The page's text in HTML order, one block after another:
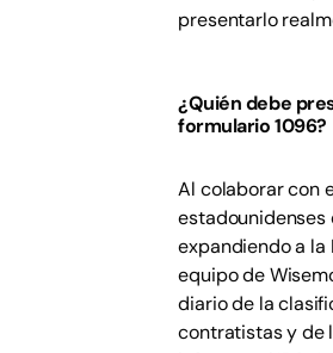
presentarlo
¿Quién debe
formulario 1096?
Al colaborar con
estadounidenses
expandiendo a la
equipo de
diario de la
contratistas y de